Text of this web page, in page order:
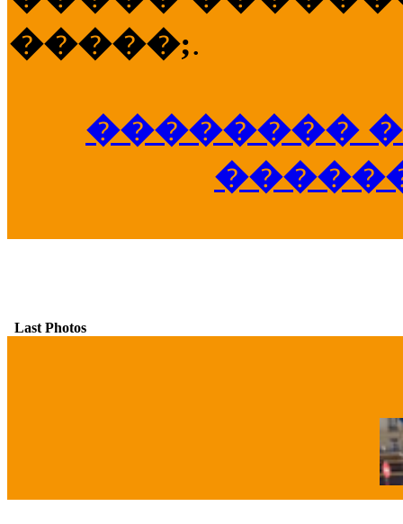
�����;.
��������
Last Photos